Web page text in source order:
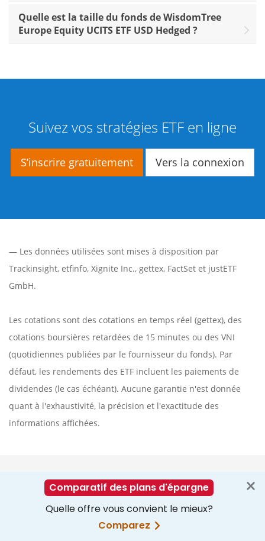
Quelle est la taille du fonds de WisdomTree
Europe Equity UCITS ETF USD Hedged ?
Suivez vos stratégies ETF en ligne
S’inscrire gratuitement Vers la connexion
— Les données utilisées sont mises à disposition par
Trackinsight, etfinfo, Xignite Inc., gettex, FactSet et justETF
GmbH.
Les cotations sont des cotations en temps réel (gettex), des
cotations boursières retardées de 15 minutes ou des VNI
(quotidiennes publiées par le fournisseur du fonds). Par
défaut, les rendements des ETF incluent les paiements de
dividendes (le cas échéant). Aucune garantie n'est donnée
quant à l'exhaustivité, la précision et l'exactitude des
informations affichées.